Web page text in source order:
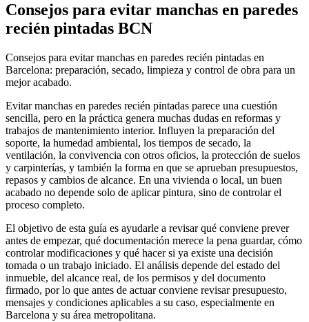
Consejos para evitar manchas en paredes
recién pintadas BCN
Consejos para evitar manchas en paredes recién pintadas en
Barcelona: preparación, secado, limpieza y control de obra para un
mejor acabado.
Evitar manchas en paredes recién pintadas parece una cuestión
sencilla, pero en la práctica genera muchas dudas en reformas y
trabajos de mantenimiento interior. Influyen la preparación del
soporte, la humedad ambiental, los tiempos de secado, la
ventilación, la convivencia con otros oficios, la protección de suelos
y carpinterías, y también la forma en que se aprueban presupuestos,
repasos y cambios de alcance. En una vivienda o local, un buen
acabado no depende solo de aplicar pintura, sino de controlar el
proceso completo.
El objetivo de esta guía es ayudarle a revisar qué conviene prever
antes de empezar, qué documentación merece la pena guardar, cómo
controlar modificaciones y qué hacer si ya existe una decisión
tomada o un trabajo iniciado. El análisis depende del estado del
inmueble, del alcance real, de los permisos y del documento
firmado, por lo que antes de actuar conviene revisar presupuesto,
mensajes y condiciones aplicables a su caso, especialmente en
Barcelona y su área metropolitana.